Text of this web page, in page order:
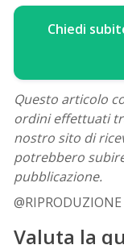
Chiedi
Questo articolo
ordini effettuati
nostro sito di
potrebbero
pubblicazione.
Valuta la